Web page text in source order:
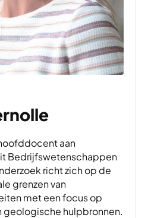
aan
Bedrijfswetenschappen
richt zich op de
grenzen van
met een focus op
geologische hulpbronnen.